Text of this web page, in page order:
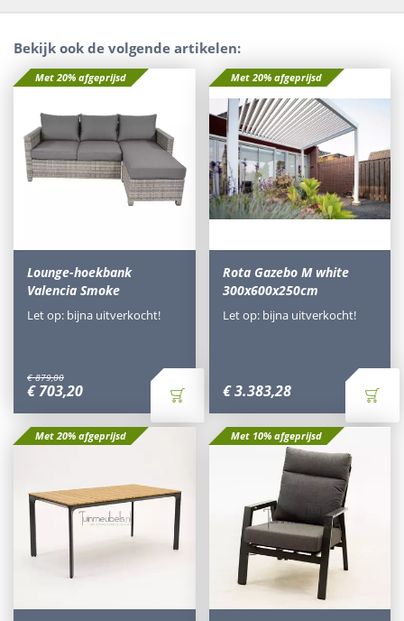
Bekijk ook de volgende artikelen:
Met 20% afgeprijsd
Lounge-hoekbank
Valencia Smoke
€ 879,00
€ 703,20
Let op: bijna uitverkocht!
Met 20% afgeprijsd
Rota Gazebo M white
300x600x250cm
€ 3.383,28
Let op: bijna uitverkocht!
Met 20% afgeprijsd Met 10% afgeprijsd